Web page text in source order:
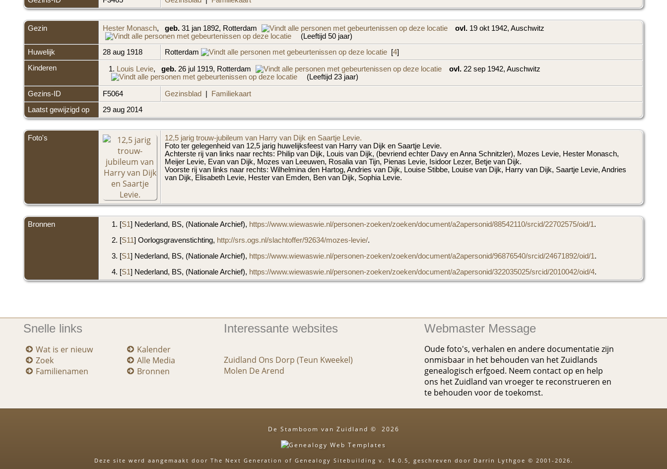
Gezin Hester Monasch, geb. 31 jan 1892, Rotterdam ovl. 19 okt 1942, Auschwitz
(Leeftijd 50 jaar)
Huwelijk
28 aug 1918 Rotterdam [4]
Kinderen
1. Louis Levie, geb. 26 jul 1919, Rotterdam ovl. 22 sep 1942, Auschwitz
(Leeftijd 23 jaar)
Gezins-ID F5064 Gezinsblad | Familiekaart
Laatst gewijzigd op
29 aug 2014
Foto's
12,5 jarig trouw-jubileum van Harry van Dijk en Saartje Levie.
Foto ter gelegenheid van 12,5 jarig huwelijksfeest van Harry van Dijk en Saartje Levie.
Achterste rij van links naar rechts: Philip van Dijk, Louis van Dijk, (bevriend echter Davy en Anna Schnitzler), Mozes Levie, Hester Monasch,
Meijer Levie, Evan van Dijk, Mozes van Leeuwen, Rosalia van Tijn, Pienas Levie, Isidoor Lezer, Betje van Dijk.
Voorste rij van links naar rechts: Wilhelmina den Hartog, Andries van Dijk, Louise Stibbe, Louise van Dijk, Harry van Dijk, Saartje Levie, Andries
van Dijk, Elisabeth Levie, Hester van Emden, Ben van Dijk, Sophia Levie.
Bronnen [S1] Nederland, BS, (Nationale Archief), https://www.wiewaswie.nl/personen-zoeken/zoeken/document/a2apersonid/88542110/srcid/22702575/oid/1.
[S11] Oorlogsgravenstichting, http://srs.ogs.nl/slachtoffer/92634/mozes-levie/.
[S1] Nederland, BS, (Nationale Archief), https://www.wiewaswie.nl/personen-zoeken/zoeken/document/a2apersonid/96876540/srcid/24671892/oid/1.
[S1] Nederland, BS, (Nationale Archief), https://www.wiewaswie.nl/personen-zoeken/zoeken/document/a2apersonid/322035025/srcid/2010042/oid/4.
Snelle links
Wat is er nieuw
Zoek
Familienamen
Kalender
Alle Media
Bronnen
Interessante websites
Zuidland Ons Dorp (Teun Kweekel)
Molen De Arend
Webmaster Message
Oude foto's, verhalen en andere documentatie zijn
onmisbaar in het behouden van het Zuidlands
genealogisch erfgoed. Neem contact op en help
ons het Zuidland van vroeger te reconstrueren en
te behouden voor de toekomst.
De Stamboom van Zuidland © 2026
Deze site werd aangemaakt door The Next Generation of Genealogy Sitebuilding v. 14.0.5, geschreven door Darrin Lythgoe © 2001-2026.